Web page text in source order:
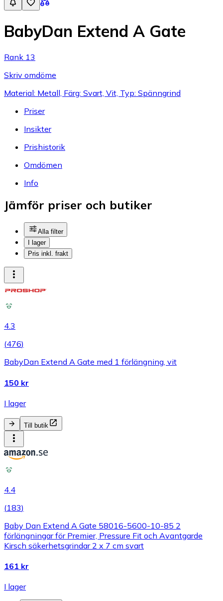
BabyDan Extend A Gate
Rank 13
Skriv omdöme
Material: Metall, Färg: Svart, Vit, Typ: Spänngrind
Priser
Insikter
Prishistorik
Omdömen
Info
Jämför priser och butiker
Alla filter
I lager
Pris inkl. frakt
4.3
(476)
BabyDan Extend A Gate med 1 förlängning, vit
150 kr
I lager
Till butik
4.4
(183)
Baby Dan Extend A Gate 58016-5600-10-85 2
förlängningar för Premier, Pressure Fit och Avantgarde
Kirsch säkerhetsgrindar 2 x 7 cm svart
161 kr
I lager